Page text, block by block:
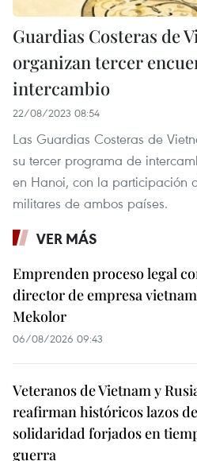
Guardias Costeras de
organizan tercer
intercambio
22/08/2023 08:54
Las Guardias Costeras de
su tercer programa de
en Hanoi, con la participación
militares de ambos países.
VER MÁS
Emprenden proceso legal
director de empresa
Mekolor
06/08/2026 09:43
Veteranos de Vietnam y
reafirman históricos lazos de
solidaridad forjados en
guerra